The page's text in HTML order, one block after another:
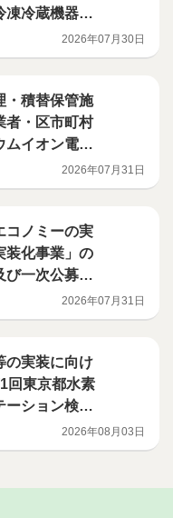
冷蔵機器に
補助対象に追
ン漏えい防
2026年07月30日
・積替保管施
者・区市町村
イオン電池
支援します
災検知機等の
2026年07月31日
コノミーの実
装化事業」の
び一次公募の
2026年07月31日
の実装に向け
回東京都水素
ーション検討
プ」の開催に2026年08月03日